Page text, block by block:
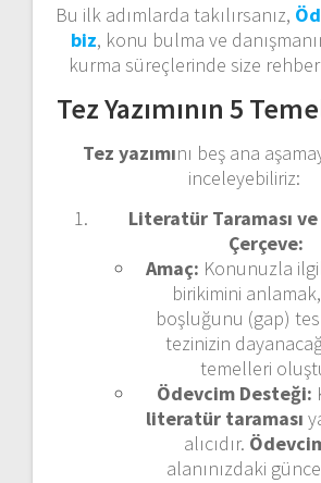
Bu ilk adımlarda takılırsanız,
biz, konu bulma ve
kurma süreçlerinde size
Tez Yazımının 5
Tez yazımını beş ana
inceleyebiliriz:
Literatür Taraması
Çerçeve:
Amaç: Konunuzla
birikimini
boşluğunu (gap)
tezinizin
temelleri
Ödevcim Desteği:
literatür taraması
alıcıdır.
alanınızdaki